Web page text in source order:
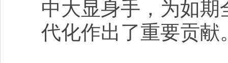
中大显身手，为如
代化作出了重要贡献